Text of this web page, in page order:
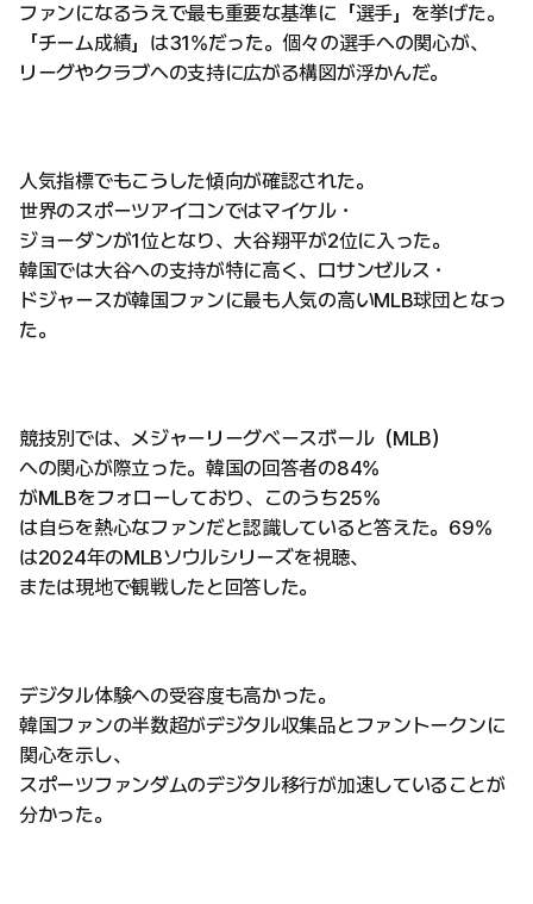
ファンになるうえで最も重要な基準に「選手」を挙げた。
「チーム成績」は31%だった。個々の選手への関心が、
リーグやクラブへの支持に広がる構図が浮かんだ。
人気指標でもこうした傾向が確認された。
世界のスポーツアイコンではマイケル・
ジョーダンが1位となり、大谷翔平が2位に入った。
韓国では大谷への支持が特に高く、ロサンゼルス・
ドジャースが韓国ファンに最も人気の高いMLB球団となっ
た。
競技別では、メジャーリーグベースボール（MLB）
への関心が際立った。韓国の回答者の84%
がMLBをフォローしており、このうち25%
は自らを熱心なファンだと認識していると答えた。69%
は2024年のMLBソウルシリーズを視聴、
または現地で観戦したと回答した。
デジタル体験への受容度も高かった。
韓国ファンの半数超がデジタル収集品とファントークンに
関心を示し、
スポーツファンダムのデジタル移行が加速していることが
分かった。